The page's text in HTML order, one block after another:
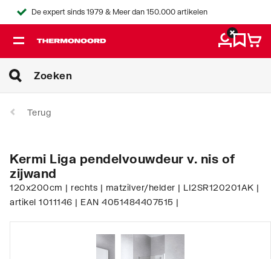
De expert sinds 1979 & Meer dan 150.000 artikelen
Terug
Kermi Liga pendelvouwdeur v. nis of
zijwand
120x200cm | rechts | matzilver/helder | LI2SR120201AK |
artikel 1011146 | EAN 4051484407515 |